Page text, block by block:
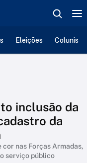
Eleições
inclusão da
da
nas Forças Armadas,
serviço público